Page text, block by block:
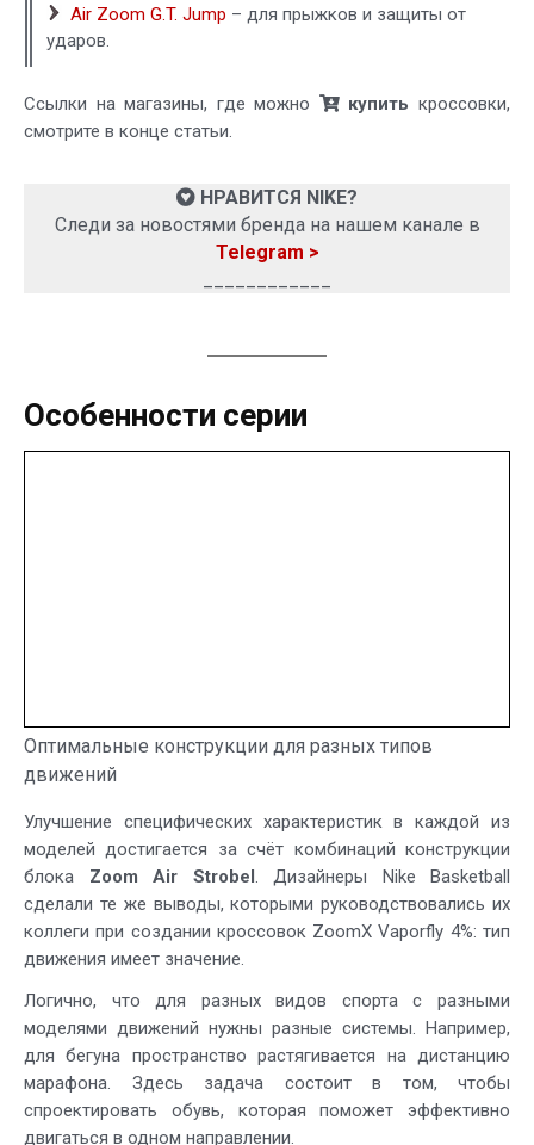
Air Zoom G.T. Jump – для прыжков и защиты от
ударов.
Ссылки на магазины, где можно купить кроссовки,
смотрите в конце статьи.
НРАВИТСЯ NIKE?
Следи за новостями бренда на нашем канале в
Telegram >
Особенности серии
Оптимальные конструкции для разных типов
движений
Улучшение специфических характеристик в каждой из
моделей достигается за счёт комбинаций конструкции
блока Zoom Air Strobel . Дизайнеры Nike Basketball
сделали те же выводы, которыми руководствовались их
коллеги при создании кроссовок ZoomX Vaporfly 4%: тип
движения имеет значение.
Логично, что для разных видов спорта с разными
моделями движений нужны разные системы. Например,
для бегуна пространство растягивается на дистанцию
марафона. Здесь задача состоит в том, чтобы
спроектировать обувь, которая поможет эффективно
двигаться в одном направлении.